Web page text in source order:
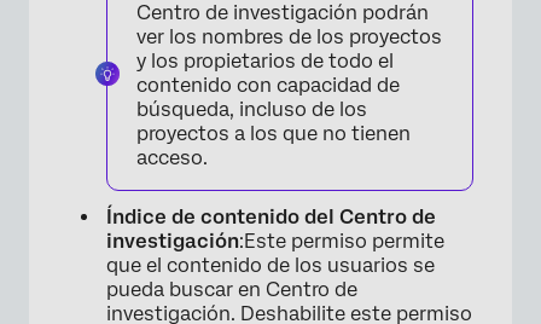
Centro de investigación podrán
ver los nombres de los proyectos
y los propietarios de todo el
contenido con capacidad de
búsqueda, incluso de los
proyectos a los que no tienen
acceso.
Índice de contenido del Centro de
investigación:Este permiso permite
que el contenido de los usuarios se
pueda buscar en Centro de
investigación. Deshabilite este permiso